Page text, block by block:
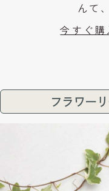
んて
今すぐ購
フラワー